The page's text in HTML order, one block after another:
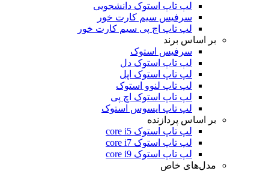
لپ تاپ استوک دانشجویی
سرفیس سیم کارت خور
لپ تاپ اچ پی سیم کارت خور
بر اساس برند
سرفیس استوک
لپ تاپ استوک دل
لپ تاپ استوک اپل
لپ تاپ لنوو استوک
لپ تاپ استوک اچ پی
لپ تاپ ایسوس استوک
بر اساس پردازنده
لپ تاپ استوک core i5
لپ تاپ استوک core i7
لپ تاپ استوک core i9
مدل‌های خاص